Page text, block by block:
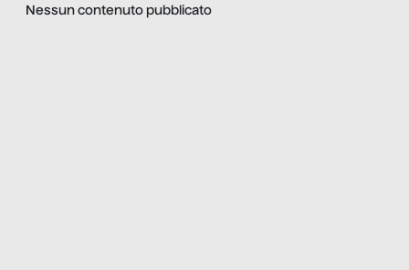
Nessun contenuto pubblicato